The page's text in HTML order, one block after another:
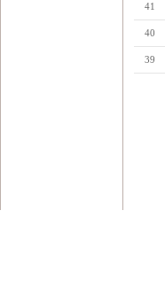
41
40
39